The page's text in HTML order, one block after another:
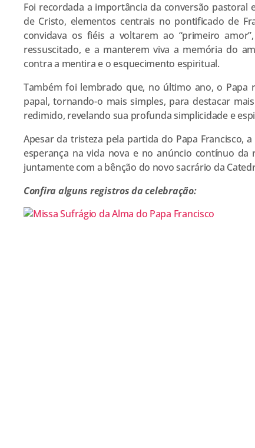
Foi recordada a importância da conversão pastoral
de Cristo, elementos centrais no pontificado de
convidava os fiéis a voltarem ao “primeiro
ressuscitado, e a manterem viva a memória do
contra a mentira e o esquecimento espiritual.
Também foi lembrado que, no último ano, o
papal, tornando-o mais simples, para destacar
redimido, revelando sua profunda simplicidade e
Apesar da tristeza pela partida do Papa Francisco,
esperança na vida nova e no anúncio contínuo da
juntamente com a bênção do novo sacrário da
Confira alguns registros da celebração: